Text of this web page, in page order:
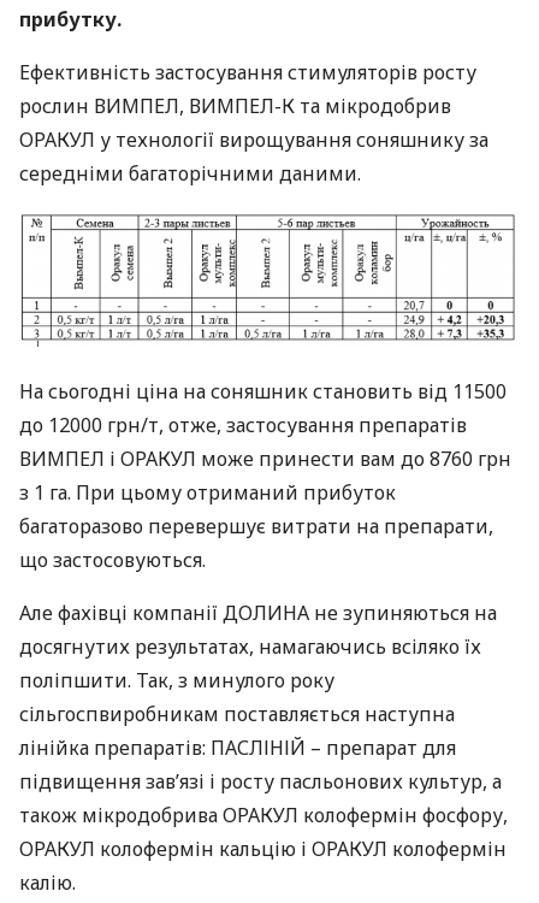
прибутку.
Ефективність застосування стимуляторів росту
рослин ВИМПЕЛ, ВИМПЕЛ-К та мікродобрив
ОРАКУЛ у технології вирощування соняшнику за
середніми багаторічними даними.
На сьогодні ціна на соняшник становить від 11500
до 12000 грн/т, отже, застосування препаратів
ВИМПЕЛ і ОРАКУЛ може принести вам до 8760 грн
з 1 га. При цьому отриманий прибуток
багаторазово перевершує витрати на препарати,
що застосовуються.
Але фахівці компанії ДОЛИНА не зупиняються на
досягнутих результатах, намагаючись всіляко їх
поліпшити. Так, з минулого року
сільгоспвиробникам поставляється наступна
лінійка препаратів: ПАСЛІНІЙ – препарат для
підвищення зав’язі і росту пасльонових культур, а
також мікродобриваОРАКУЛ колофермін фосфору,
ОРАКУЛ колофермін кальцію і ОРАКУЛ колофермін
калію.